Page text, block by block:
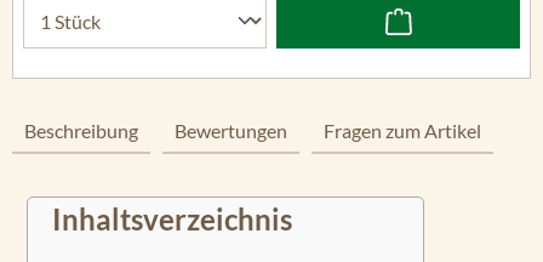
Beschreibung Bewertungen Fragen zum Artikel
Inhaltsverzeichnis